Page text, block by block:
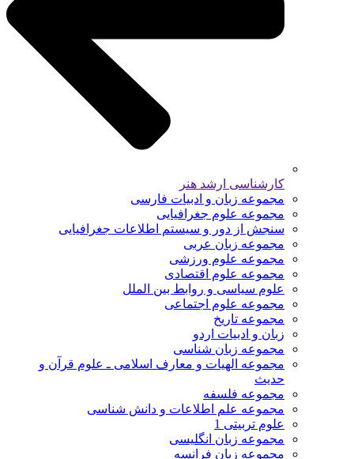
کارشناسی ارشد هنر
مجموعه زبان و ادبیات فارسی
مجموعه علوم جغرافیایی
سنجش از دور و سیستم اطلاعات جغرافیایی
مجموعه زبان عربی
مجموعه علوم ورزشی
مجموعه علوم اقتصادی
علوم سیاسی و روابط بین الملل
مجموعه علوم اجتماعی
مجموعه تاریخ
زبان و ادبیات اردو
مجموعه زبان شناسی
مجموعه الهیات و معارف اسلامی ـ علوم قرآن و
حدیث
مجموعه فلسفه
مجموعه علم اطلاعات و دانش شناسی
علوم تربیتی 1
مجموعه زبان انگلیسی
مجموعه زبان فرانسه